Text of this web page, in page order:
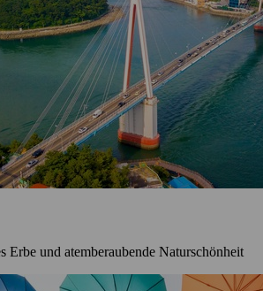
Erbe und atemberaubende Naturschönheit